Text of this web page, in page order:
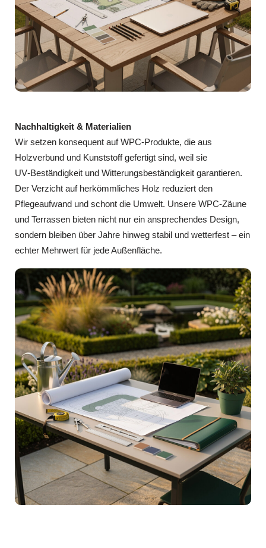
Nachhaltigkeit & Materialien
Wir setzen konsequent auf WPC‑Produkte, die aus
Holzverbund und Kunststoff gefertigt sind, weil sie
UV‑Beständigkeit und Witterungsbeständigkeit garantieren.
Der Verzicht auf herkömmliches Holz reduziert den
Pflegeaufwand und schont die Umwelt. Unsere WPC‑Zäune
und Terrassen bieten nicht nur ein ansprechendes Design,
sondern bleiben über Jahre hinweg stabil und wetterfest – ein
echter Mehrwert für jede Außenfläche.